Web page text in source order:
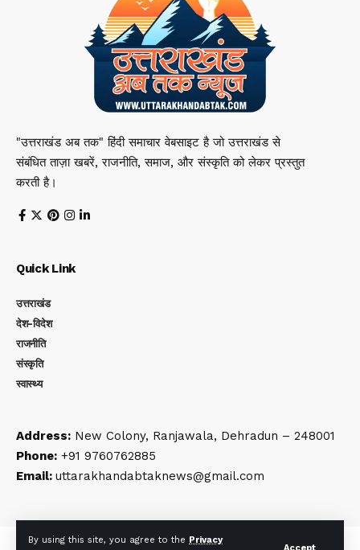
By using this site, you agree to the Privacy
Accept
"उत्तराखंड अब तक" हिंदी समाचार वेबसाइट है जो उत्तराखंड से
संबंधित ताज़ा खबरें, राजनीति, समाज, और संस्कृति को लेकर प्रस्तुत
करती है।
Quick Link
उत्तराखंड
देश-विदेश
राजनीति
संस्कृति
स्वास्थ्य
Address: New Colony, Ranjawala, Dehradun – 248001
Phone: +91 9760762885
Email: uttarakhandabtaknews@gmail.com
© Uttarakhand Ab Tak. All Rights Reserved | Developed By:Tech